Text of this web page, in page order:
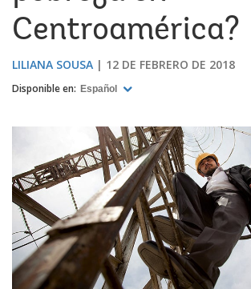
Centroamérica?
LILIANA SOUSA 12 DE FEBRERO DE 2018
Disponible en: Español